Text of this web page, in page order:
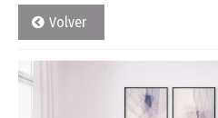
Volver